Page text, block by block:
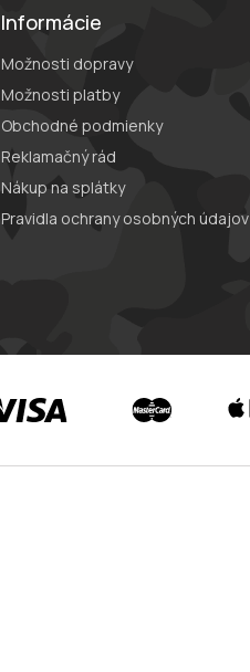
Informácie
Možnosti dopravy
Možnosti platby
Obchodné podmienky
Reklamačný rád
Nákup na splátky
Pravidla ochrany osobných údajov